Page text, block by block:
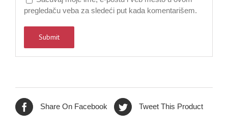
pregledaču veba za sledeći put kada komentarišem.
Share On Facebook Tweet This Product